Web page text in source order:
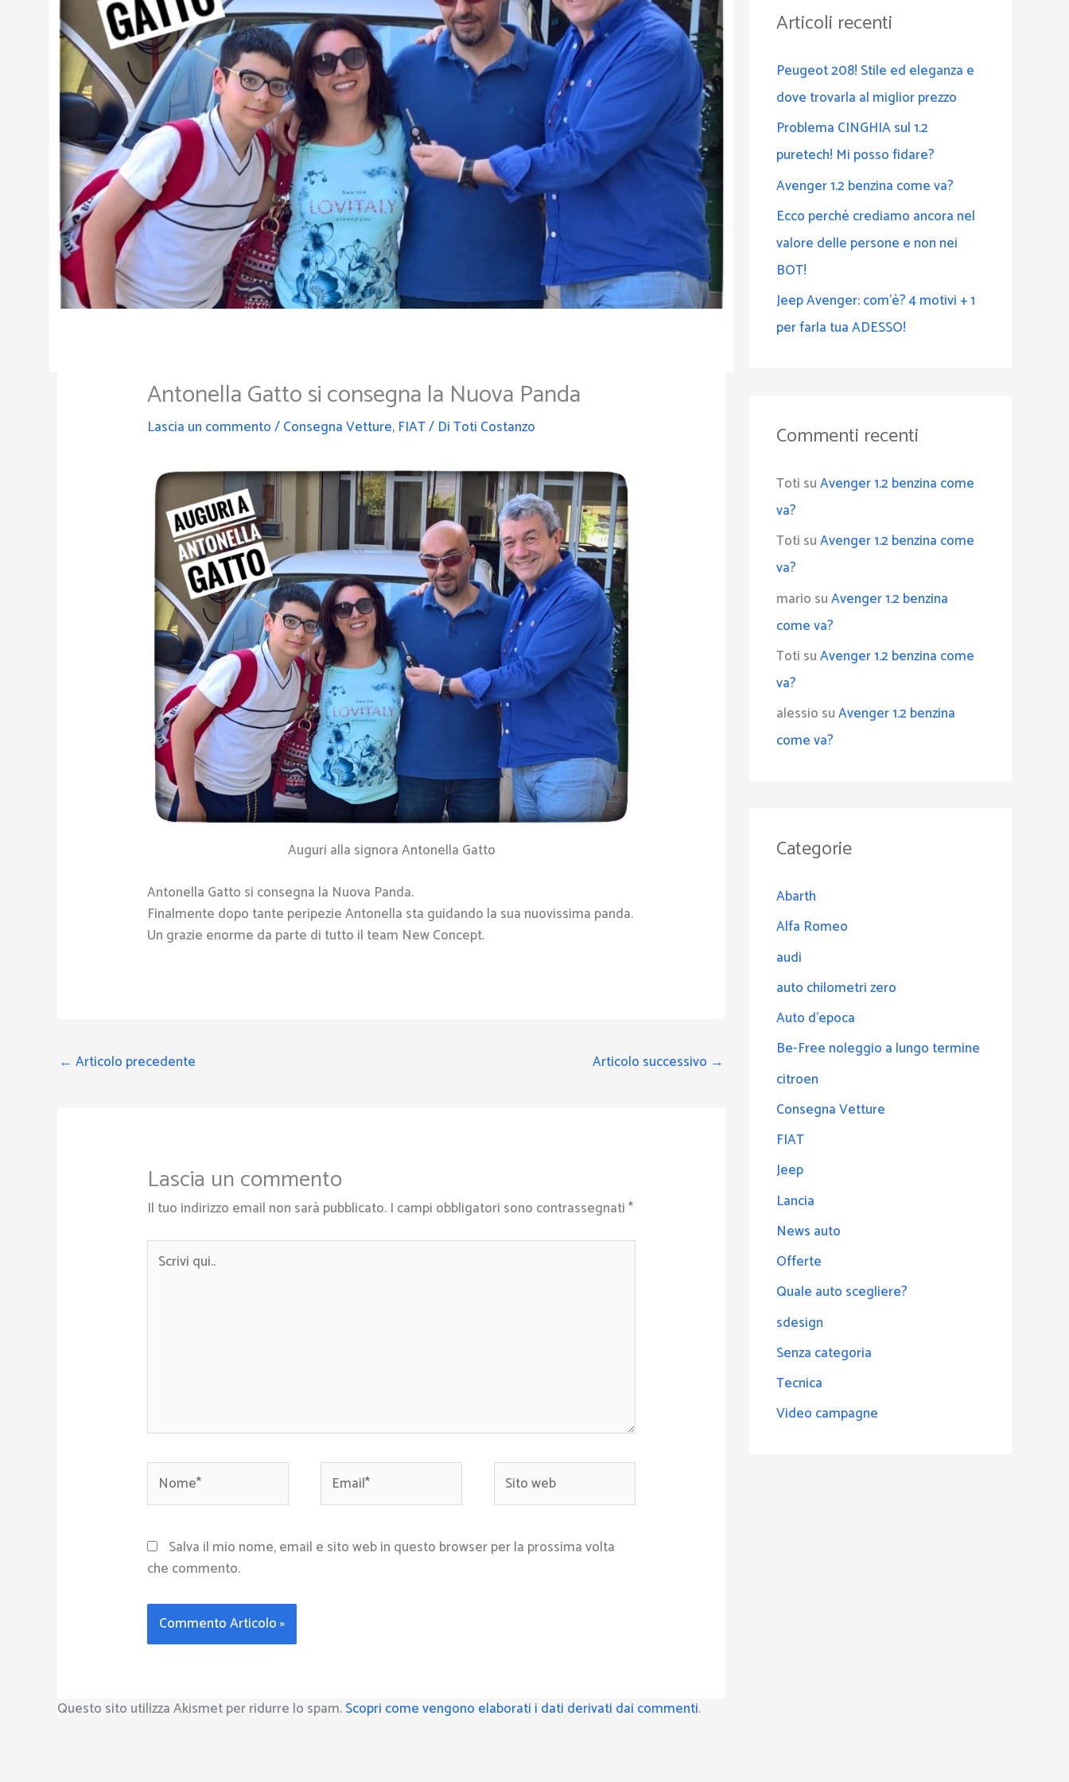
Antonella Gatto si consegna la Nuova Panda
Lascia un commento/Consegna Vetture, FIAT/ DiToti Costanzo
Auguri alla signora Antonella Gatto
Antonella Gatto si consegna la Nuova Panda.
Finalmente dopo tante peripezie Antonella sta guidando la sua nuovissima panda.
Un grazie enorme da parte di tutto il team New Concept.
← Articolo precedente Articolo successivo →
Lascia un commento
Il tuo indirizzo email non sarà pubblicato. I campi obbligatori sono contrassegnati*
qui..
web
Salva il mio nome, email e sito web in questo browser per la prossima volta
che commento.
Questo sito utilizza Akismet per ridurre lo spam.Scopri come vengono elaborati i dati derivati dai commenti.
a
Articoli recenti
Peugeot 208! Stile ed eleganza e
dove trovarla al miglior prezzo
Problema CINGHIA sul 1.2
puretech! Mi posso fidare?
Avenger 1.2 benzina come va?
Ecco perché crediamo ancora nel
valore delle persone e non nei
BOT!
Jeep Avenger: com’è? 4 motivi + 1
per farla tua ADESSO!
Commenti recenti
Toti suAvenger 1.2 benzina come
va?
Toti suAvenger 1.2 benzina come
va?
mario suAvenger 1.2 benzina
come va?
Toti suAvenger 1.2 benzina come
va?
alessio suAvenger 1.2 benzina
come va?
Categorie
Abarth
Alfa Romeo
audi
auto chilometri zero
Auto d'epoca
Be-Free noleggio a lungo termine
citroen
Consegna Vetture
FIAT
Jeep
Lancia
News auto
Offerte
Quale auto scegliere?
sdesign
Senza categoria
Tecnica
Video campagne